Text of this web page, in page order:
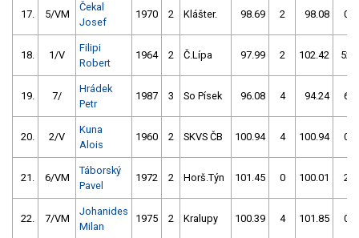
17. 5/VM
Čekal
Josef
1970 2 Klášter. 98.69 2 98.08 0
18. 1/V
Filipi
Robert
1964 2 Č.Lípa 97.99 2 102.42 52
19. 7/
Hrádek
Petr
1987 3 So Písek 96.08 4 94.24 6
20. 2/V
Kuna
Alois
1960 2 SKVS ČB 100.94 4 100.94 0
21. 6/VM
Táborský
Pavel
1972 2 Horš.Týn 101.45 0 100.01 2
22. 7/VM
Johanides
Milan
1975 2 Kralupy 100.39 4 101.85 0